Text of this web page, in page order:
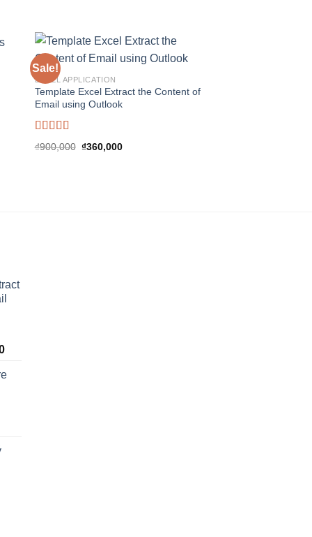
Sale!
EXCEL APPLICATION
Template Excel Extract the Content of
Email using Outlook
Rated5.00
out of 5
₫900,000 ₫360,000